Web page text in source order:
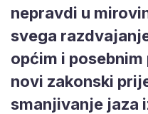
nepravdi u
svega
općim i
novi zakonski
smanjivanje jaza